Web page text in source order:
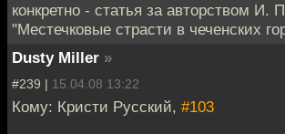
конкретно - статья за авторством И.
"Местечковые страсти в чеченских
Dusty Miller »
#239 | 15.04.08 13:22
Кому: Кристи Русский, #103